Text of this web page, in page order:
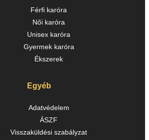
Férfi karóra
Női karóra
Unisex karóra
Gyermek karóra
Ékszerek
Egyéb
Adatvédelem
ÁSZF
Visszaküldési szabályzat